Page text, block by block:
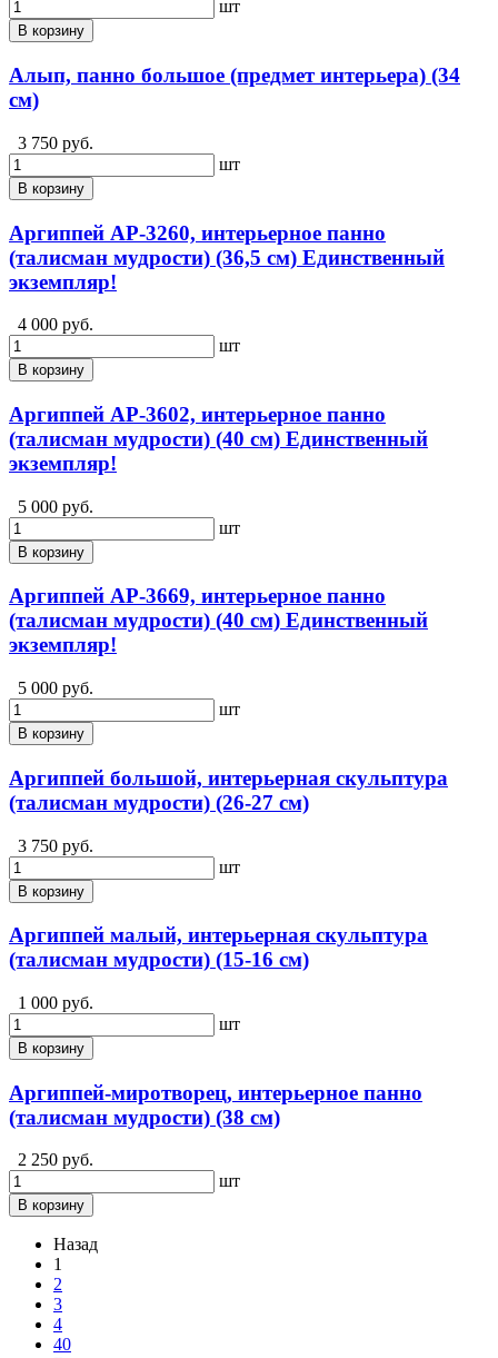
шт
В корзину
Алып, панно большое (предмет интерьера) (34
см)
3 750 руб.
шт
В корзину
Аргиппей АР-3260, интерьерное панно
(талисман мудрости) (36,5 см) Единственный
экземпляр!
4 000 руб.
шт
В корзину
Аргиппей АР-3602, интерьерное панно
(талисман мудрости) (40 см) Единственный
экземпляр!
5 000 руб.
шт
В корзину
Аргиппей АР-3669, интерьерное панно
(талисман мудрости) (40 см) Единственный
экземпляр!
5 000 руб.
шт
В корзину
Аргиппей большой, интерьерная скульптура
(талисман мудрости) (26-27 см)
3 750 руб.
шт
В корзину
Аргиппей малый, интерьерная скульптура
(талисман мудрости) (15-16 см)
1 000 руб.
шт
В корзину
Аргиппей-миротворец, интерьерное панно
(талисман мудрости) (38 см)
2 250 руб.
шт
В корзину
Назад
1
2
3
4
40